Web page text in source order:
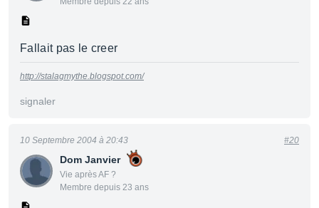
Fallait pas le creer
http://stalagmythe.blogspot.com/
signaler
Dom Janvier
Vie après AF ?
Membre depuis 23 ans
10 Septembre 2004 à 20:43 #20